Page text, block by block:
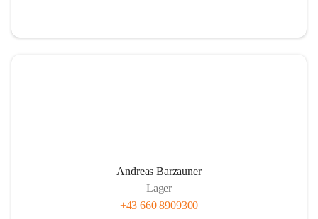
Andreas Barzauner
Lager
+43 660 8909300